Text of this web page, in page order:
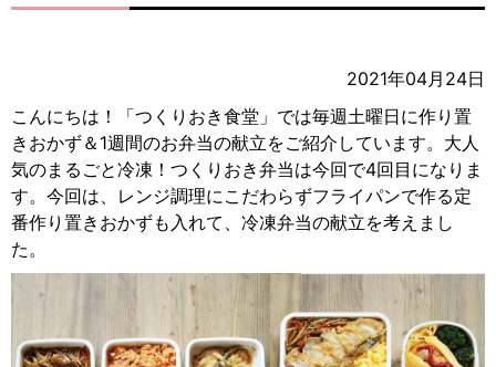
2021年04月24日
こんにちは！「つくりおき食堂」では毎週土曜日に作り置
きおかず＆1週間のお弁当の献立をご紹介しています。大人
気のまるごと冷凍！つくりおき弁当は今回で4回目になりま
す。今回は、レンジ調理にこだわらずフライパンで作る定
番作り置きおかずも入れて、冷凍弁当の献立を考えまし
た。